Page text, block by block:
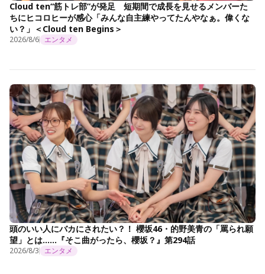
Cloud ten“筋トレ部”が発足 短期間で成長を見せるメンバーた
ちにヒコロヒーが感心「みんな自主練やってたんやなぁ。偉くな
い？」＜Cloud ten Begins＞
2026/8/6 エンタメ
頭のいい人にバカにされたい？！ 櫻坂46・的野美青の「罵られ願
望」とは……『そこ曲がったら、櫻坂？』第294話
2026/8/3 エンタメ